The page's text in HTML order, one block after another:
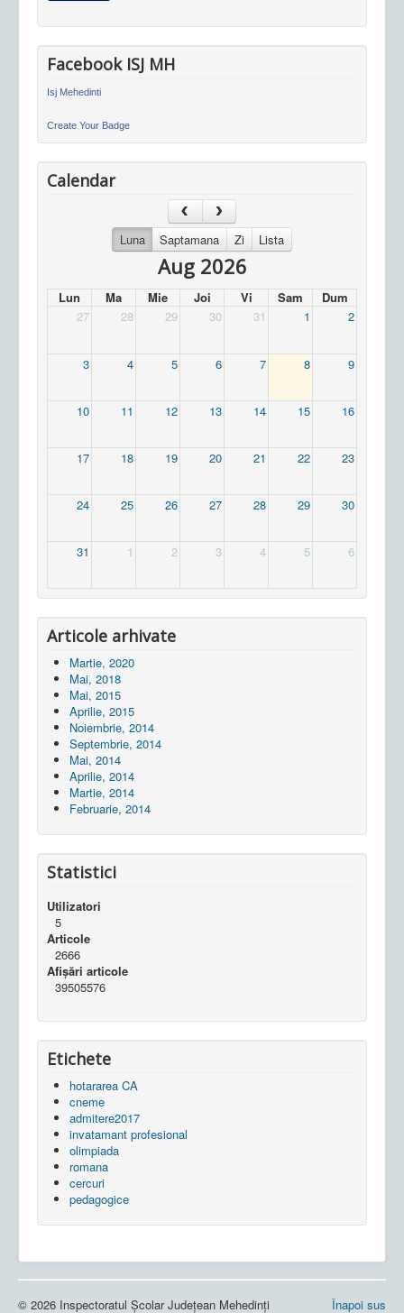
Facebook ISJ MH
Isj Mehedinti
Create Your Badge
Calendar
Luna Saptamana Zi Lista
Aug 2026
Lun Ma Mie Joi Vi Sam
Dum
27
28 29 30 31 1 2
3 4 5 6 7 8 9
10 11 12 13 14 15 16
17 18 19 20 21 22 23
24 25 26 27 28 29 30
31 1 2 3 4 5 6
Articole arhivate
Martie, 2020
Mai, 2018
Mai, 2015
Aprilie, 2015
Noiembrie, 2014
Septembrie, 2014
Mai, 2014
Aprilie, 2014
Martie, 2014
Februarie, 2014
Statistici
Utilizatori
5
Articole
2666
Afișări articole
39505576
Etichete
hotararea CA
cneme
admitere2017
invatamant profesional
olimpiada
romana
cercuri
pedagogice
Înapoi sus
© 2026 Inspectoratul Școlar Județean Mehedinți